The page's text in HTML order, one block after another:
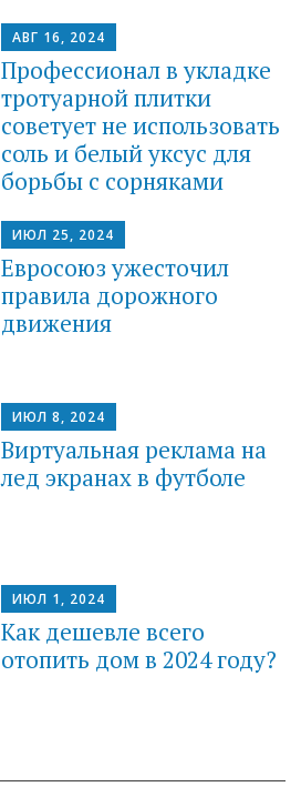
АВГ 16, 2024
Профессионал в укладке
тротуарной плитки
советует не использовать
соль и белый уксус для
борьбы с сорняками
ИЮЛ 25, 2024
Евросоюз ужесточил
правила дорожного
движения
ИЮЛ 8, 2024
Виртуальная реклама на
лед экранах в футболе
ИЮЛ 1, 2024
Как дешевле всего
отопить дом в 2024 году?